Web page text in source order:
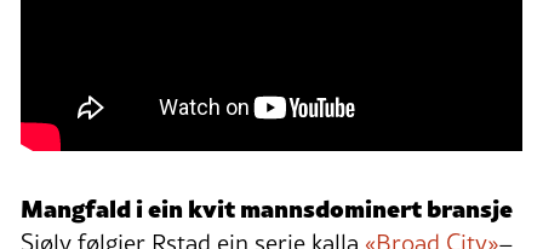
Mangfald i ein kvit mannsdominert bransje